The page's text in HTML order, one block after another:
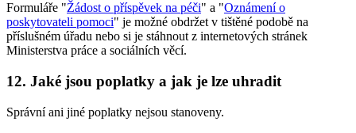
Formuláře "Žádost o příspěvek na péči" a "Oznámení o
poskytovateli pomoci" je možné obdržet v tištěné podobě na
příslušném úřadu nebo si je stáhnout z internetových stránek
Ministerstva práce a sociálních věcí.
12. Jaké jsou poplatky a jak je lze uhradit
Správní ani jiné poplatky nejsou stanoveny.